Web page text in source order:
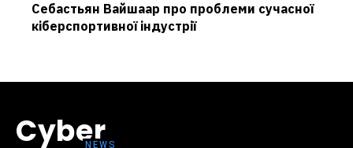
Себастьян Вайшаар про проблеми сучасної
кіберспортивної індустрії
Cyber